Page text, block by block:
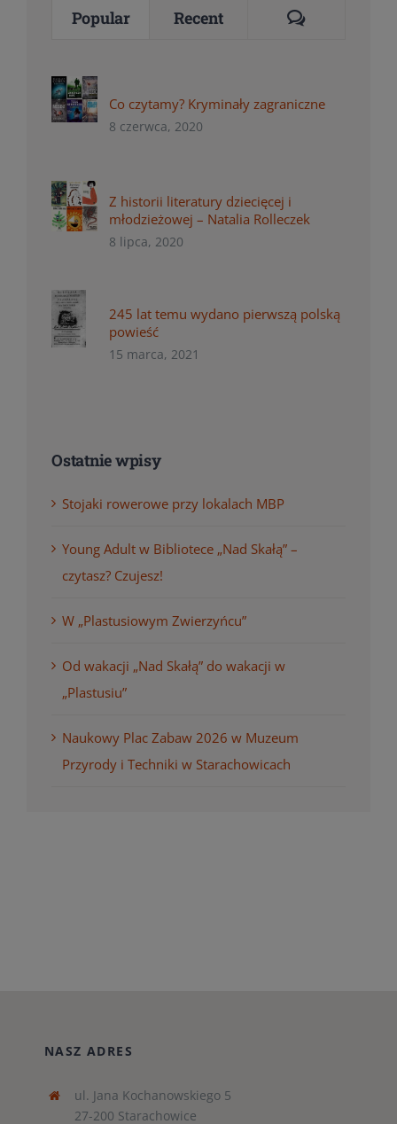
Popular Recent Comments
Co czytamy? Kryminały zagraniczne
8 czerwca, 2020
Z historii literatury dziecięcej i
młodzieżowej – Natalia Rolleczek
8 lipca, 2020
245 lat temu wydano pierwszą polską
powieść
15 marca, 2021
Ostatnie wpisy
Stojaki rowerowe przy lokalach MBP
Young Adult w Bibliotece „Nad Skałą” –
czytasz? Czujesz!
W „Plastusiowym Zwierzyńcu”
Od wakacji „Nad Skałą” do wakacji w
„Plastusiu”
Naukowy Plac Zabaw 2026 w Muzeum
Przyrody i Techniki w Starachowicach
NASZ ADRES
ul. Jana Kochanowskiego 5
27-200 Starachowice